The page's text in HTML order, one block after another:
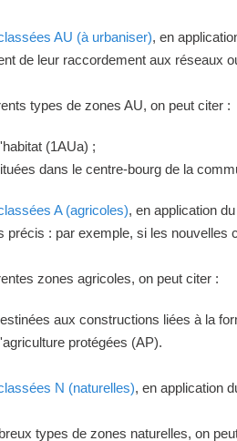
AU (à urbaniser), en
de leur raccordement aux réseaux
types de zones AU, on peut citer :
(1AUa) ;
dans le centre-bourg de la
A (agricoles), en application
précis : par exemple, si les nouvelles
zones agricoles, on peut citer :
aux constructions liées à la
protégées (AP).
N (naturelles), en application
types de zones naturelles, on